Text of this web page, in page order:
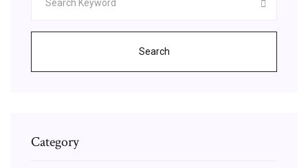
Search
Category